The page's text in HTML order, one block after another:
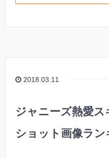
2018.03.11
ジャニーズ熱愛ス
ショット画像ラン